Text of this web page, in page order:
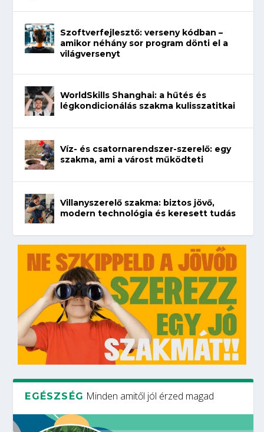
Szoftverfejlesztő: verseny kódban –
amikor néhány sor program dönti el a
világversenyt
WorldSkills Shanghai: a hűtés és
légkondicionálás szakma kulisszatitkai
Víz- és csatornarendszer-szerelő: egy
szakma, ami a várost működteti
Villanyszerelő szakma: biztos jövő,
modern technológia és keresett tudás
EGÉSZSÉG Minden amitől jól érzed magad